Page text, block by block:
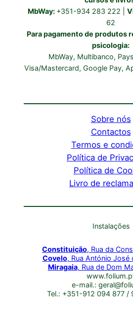
MbWay: +351-934 283 222 |
62
Para pagamento de produtos
psicologia:
MbWay, Multibanco,
Visa/Mastercard, Google Pay,
Sobre nós
Contactos
Termos e
Política de
Política de
Livro de
Instalações
Constituição, Rua da
Covelo, Rua António José
Miragaia, Rua de Dom
e-mail.:
Tel.: +351-912 094 877 /